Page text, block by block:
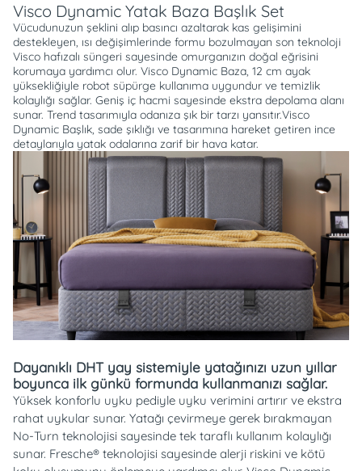
Visco Dynamic Yatak Baza Başlık Set
Vücudunuzun şeklini alıp basıncı azaltarak kas gelişimini
destekleyen, ısı değişimlerinde formu bozulmayan son teknoloji
Visco hafızalı süngeri sayesinde omurganızın doğal eğrisini
korumaya yardımcı olur. Visco Dynamic Baza, 12 cm ayak
yüksekliğiyle robot süpürge kullanıma uygundur ve temizlik
kolaylığı sağlar. Geniş iç hacmi sayesinde ekstra depolama alanı
sunar. Trend tasarımıyla odanıza şık bir tarzı yansıtır.Visco
Dynamic Başlık, sade şıklığı ve tasarımına hareket getiren ince
detaylarıyla yatak odalarına zarif bir hava katar.
Dayanıklı DHT yay sistemiyle yatağınızı uzun yıllar
boyunca ilk günkü formunda kullanmanızı sağlar.
Yüksek konforlu uyku pediyle uyku verimini artırır ve ekstra
rahat uykular sunar. Yatağı çevirmeye gerek bırakmayan
No-Turn teknolojisi sayesinde tek taraflı kullanım kolaylığı
sunar. Fresche® teknolojisi sayesinde alerji riskini ve kötü